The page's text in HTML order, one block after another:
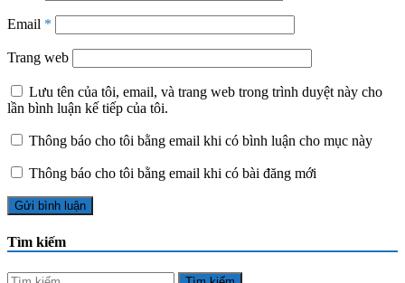
Email *
Trang web
Lưu tên của tôi, email, và trang web trong trình duyệt này cho
lần bình luận kế tiếp của tôi.
Thông báo cho tôi bằng email khi có bình luận cho mục này
Thông báo cho tôi bằng email khi có bài đăng mới
Tìm kiếm
Tìm